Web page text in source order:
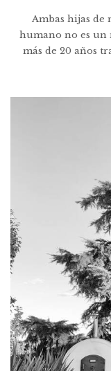
Ambas hijas de
humano no es un
más de 20 años